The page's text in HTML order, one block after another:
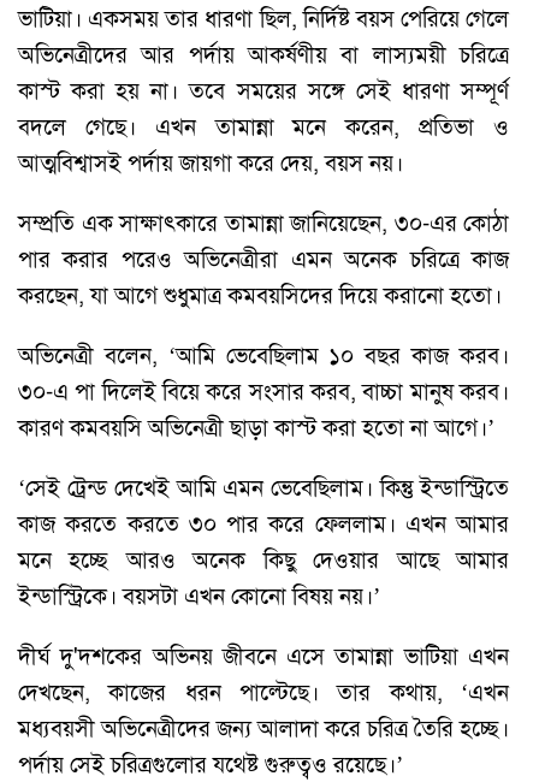
ভাটিয়া। একসময় তার ধারণা ছিল, নির্দিষ্ট বয়স পেরিয়ে গেলে
অভিনেত্রীদের আর পর্দায় আকর্ষণীয় বা লাস্যময়ী চরিত্রে
কাস্ট করা হয় না। তবে সময়ের সঙ্গে সেই ধারণা সম্পূর্ণ
বদলে গেছে। এখন তামান্না মনে করেন, প্রতিভা ও
আত্মবিশ্বাসই পর্দায় জায়গা করে দেয়, বয়স নয়।
সম্প্রতি এক সাক্ষাৎকারে তামান্না জানিয়েছেন, ৩০-এর কোঠা
পার করার পরেও অভিনেত্রীরা এমন অনেক চরিত্রে কাজ
করছেন, যা আগে শুধুমাত্র কমবয়সিদের দিয়ে করানো হতো।
অভিনেত্রী বলেন, ‘আমি ভেবেছিলাম ১০ বছর কাজ করব।
৩০-এ পা দিলেই বিয়ে করে সংসার করব, বাচ্চা মানুষ করব।
কারণ কমবয়সি অভিনেত্রী ছাড়া কাস্ট করা হতো না আগে।’
‘সেই ট্রেন্ড দেখেই আমি এমন ভেবেছিলাম। কিন্তু ইন্ডাস্ট্রিতে
কাজ করতে করতে ৩০ পার করে ফেললাম। এখন আমার
মনে হচ্ছে আরও অনেক কিছু দেওয়ার আছে আমার
ইন্ডাস্ট্রিকে। বয়সটা এখন কোনো বিষয় নয়।’
দীর্ঘ দু'দশকের অভিনয় জীবনে এসে তামান্না ভাটিয়া এখন
দেখছেন, কাজের ধরন পাল্টেছে। তার কথায়, ‘এখন
মধ্যবয়সী অভিনেত্রীদের জন্য আলাদা করে চরিত্র তৈরি হচ্ছে।
পর্দায় সেই চরিত্রগুলোর যথেষ্ট গুরুত্বও রয়েছে।’